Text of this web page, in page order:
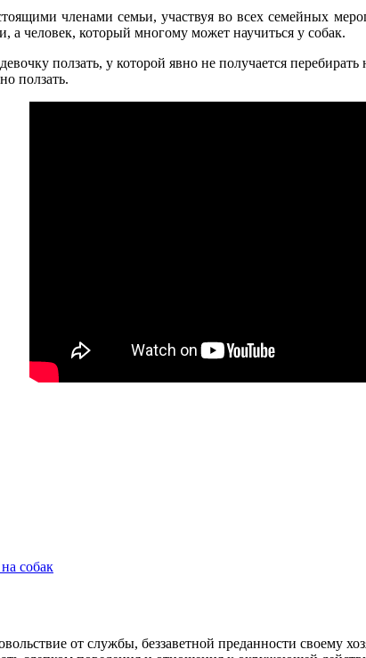
членами семьи, участвуя во всех семейных
человек, который многому может научиться у собак.
ползать, у которой явно не получается
ползать.
собак
от службы, беззаветной преданности своему